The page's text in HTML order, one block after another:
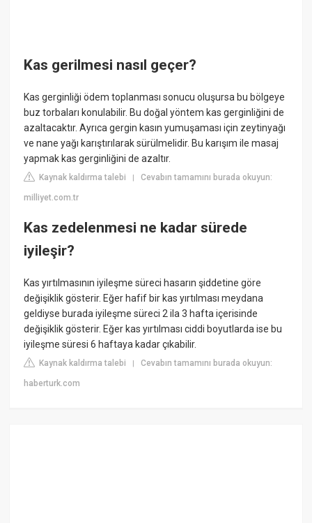
Kas gerilmesi nasıl geçer?
Kas gerginliği ödem toplanması sonucu oluşursa bu bölgeye
buz torbaları konulabilir. Bu doğal yöntem kas gerginliğini de
azaltacaktır. Ayrıca gergin kasın yumuşaması için zeytinyağı
ve nane yağı karıştırılarak sürülmelidir. Bu karışım ile masaj
yapmak kas gerginliğini de azaltır.
Kaynak kaldırma talebi |Cevabın tamamını burada okuyun:
milliyet.com.tr
Kas zedelenmesi ne kadar sürede
iyileşir?
Kas yırtılmasının iyileşme süreci hasarın şiddetine göre
değişiklik gösterir. Eğer hafif bir kas yırtılması meydana
geldiyse burada iyileşme süreci 2 ila 3 hafta içerisinde
değişiklik gösterir. Eğer kas yırtılması ciddi boyutlarda ise bu
iyileşme süresi 6 haftaya kadar çıkabilir.
Kaynak kaldırma talebi |Cevabın tamamını burada okuyun:
haberturk.com